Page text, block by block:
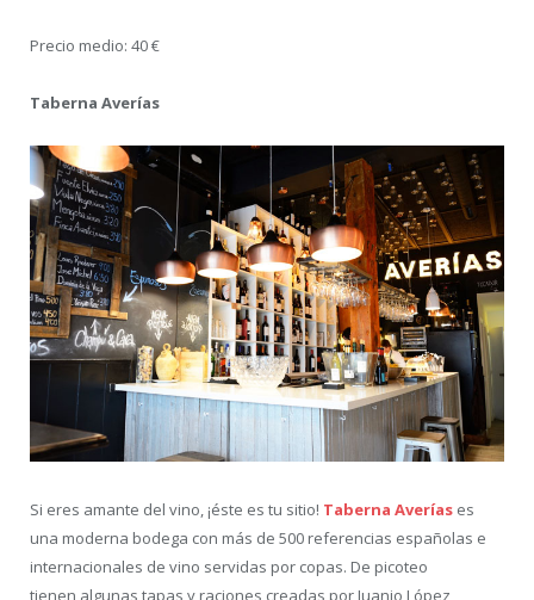
Precio medio: 40 €
Taberna Averías
Si eres amante del vino, ¡éste es tu sitio! Taberna Averías es
una moderna bodega con más de 500 referencias españolas e
internacionales de vino servidas por copas. De picoteo